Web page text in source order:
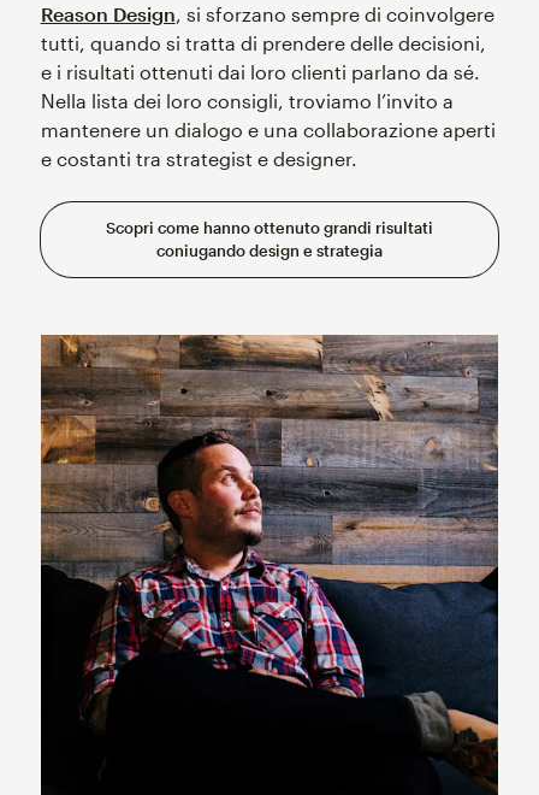
Reason Design, si sforzano sempre di coinvolgere
tutti, quando si tratta di prendere delle decisioni,
e i risultati ottenuti dai loro clienti parlano da sé.
Nella lista dei loro consigli, troviamo l’invito a
mantenere un dialogo e una collaborazione aperti
e costanti tra strategist e designer.
Scopri come hanno ottenuto grandi risultati
coniugando design e strategia